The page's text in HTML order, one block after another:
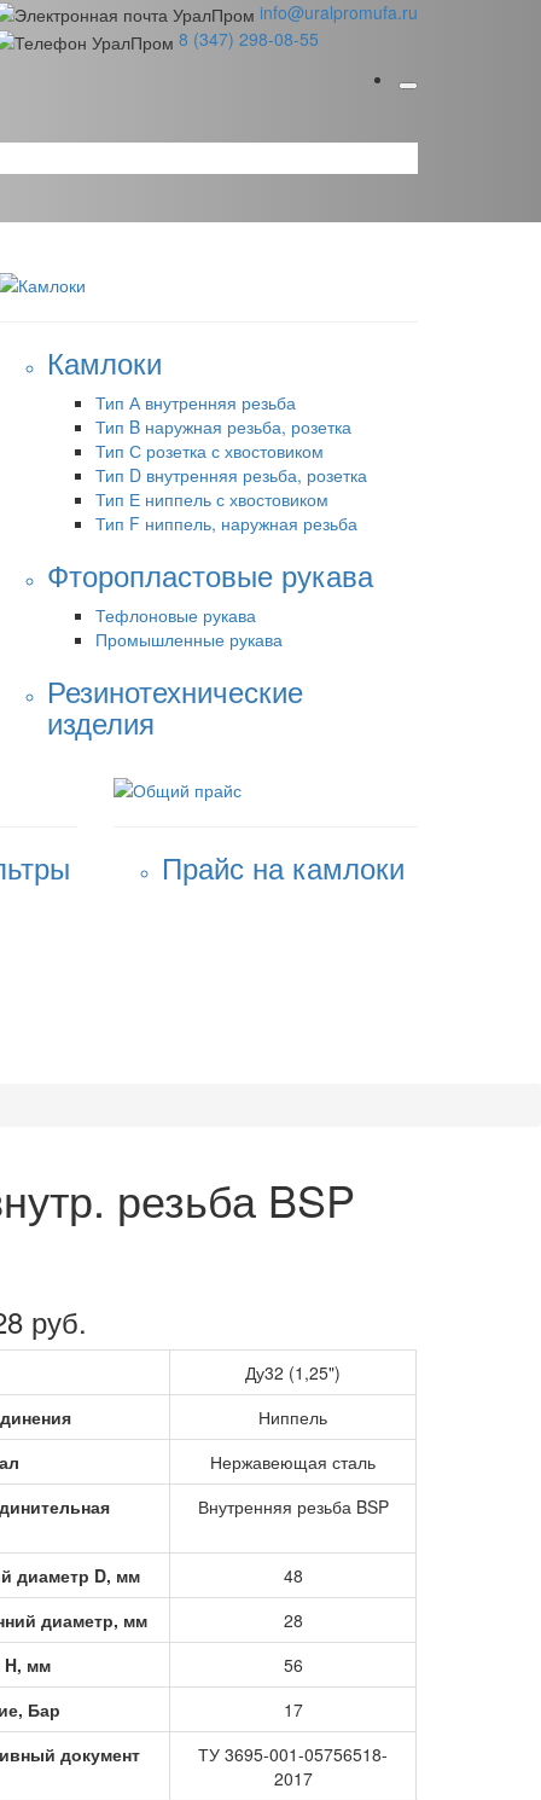
info@uralpromufa.ru
8 (347) 298‑08‑55
Камлоки
Тип А внутренняя резьба
Тип B наружная резьба, розетка
Тип С розетка с хвостовиком
Тип D внутренняя резьба, розетка
Тип Е ниппель с хвостовиком
Тип F ниппель, наружная резьба
Фторопластовые рукава
Тефлоновые рукава
Промышленные рукава
Резинотехнические
изделия
Прайс на камлоки
резьба BSP
руб.
Ду32 (1,25")
Ниппель
Нержавеющая сталь
Внутренняя резьба BSP
диаметр D, мм
48
диаметр, мм
28
H, мм
56
Бар
17
документ
ТУ 3695-001-05756518-
2017